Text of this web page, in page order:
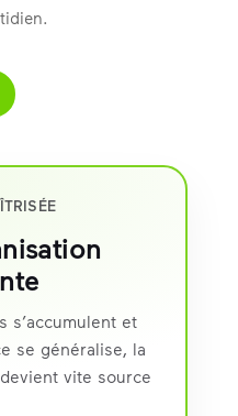
s’accumulent et
se généralise, la
vite source